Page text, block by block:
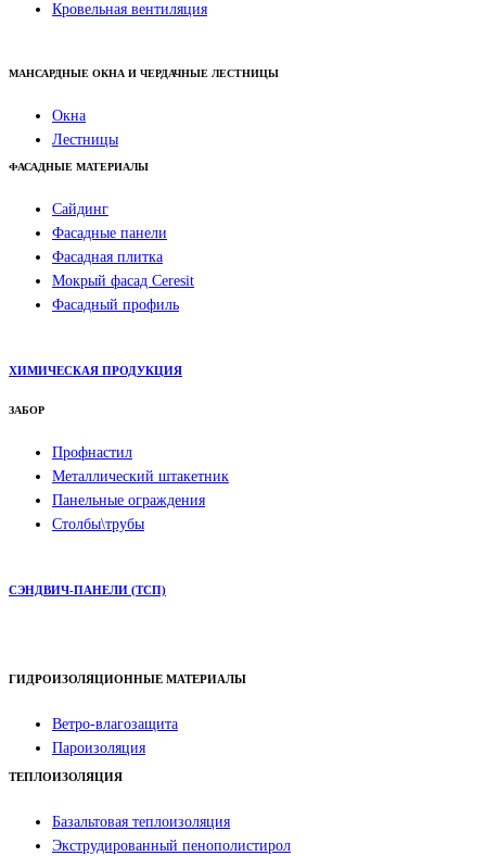
Кровельная вентиляция
МАНСАРДНЫЕ ОКНА И ЧЕРДАЧНЫЕ ЛЕСТНИЦЫ
Окна
Лестницы
ФАСАДНЫЕ МАТЕРИАЛЫ
Сайдинг
Фасадные панели
Фасадная плитка
Мокрый фасад Ceresit
Фасадный профиль
ХИМИЧЕСКАЯ ПРОДУКЦИЯ
ЗАБОР
Профнастил
Металлический штакетник
Панельные ограждения
Столбы\трубы
СЭНДВИЧ-ПАНЕЛИ (ТСП)
ГИДРОИЗОЛЯЦИОННЫЕ МАТЕРИАЛЫ
Ветро-влагозащита
Пароизоляция
ТЕПЛОИЗОЛЯЦИЯ
Базальтовая теплоизоляция
Экструдированный пенополистирол